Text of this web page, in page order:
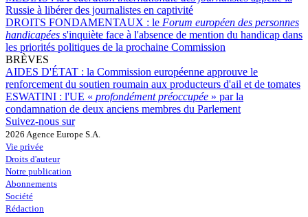
Russie à libérer des journalistes en captivité
DROITS FONDAMENTAUX : le Forum européen des personnes
handicapées s'inquiète face à l'absence de mention du handicap dans
les priorités politiques de la prochaine Commission
BRÈVES
AIDES D'ÉTAT : la Commission européenne approuve le
renforcement du soutien roumain aux producteurs d'ail et de tomates
ESWATINI : l'UE « profondément préoccupée » par la
condamnation de deux anciens membres du Parlement
Suivez-nous sur
2026 Agence Europe S.A.
Vie privée
Droits d'auteur
Notre publication
Abonnements
Société
Rédaction